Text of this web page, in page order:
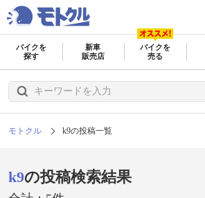
バイクを
探す
新車
販売店
バイクを
売る
モトクル k9の投稿一覧
k9の投稿検索結果